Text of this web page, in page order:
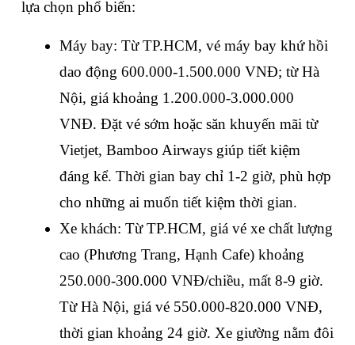
lựa chọn phổ biến:
Máy bay: Từ TP.HCM, vé máy bay khứ hồi
dao động 600.000-1.500.000 VNĐ; từ Hà
Nội, giá khoảng 1.200.000-3.000.000
VNĐ. Đặt vé sớm hoặc săn khuyến mãi từ
Vietjet, Bamboo Airways giúp tiết kiệm
đáng kể. Thời gian bay chỉ 1-2 giờ, phù hợp
cho những ai muốn tiết kiệm thời gian.
Xe khách: Từ TP.HCM, giá vé xe chất lượng
cao (Phương Trang, Hạnh Cafe) khoảng
250.000-300.000 VNĐ/chiều, mất 8-9 giờ.
Từ Hà Nội, giá vé 550.000-820.000 VNĐ,
thời gian khoảng 24 giờ. Xe giường nằm đôi